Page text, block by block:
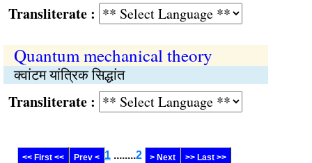
:
Quantum mechanical theory
क्वांटम यांत्रिक सिद्धांत
:
<< First << Prev < 1 ........2 > Next >> Last >>